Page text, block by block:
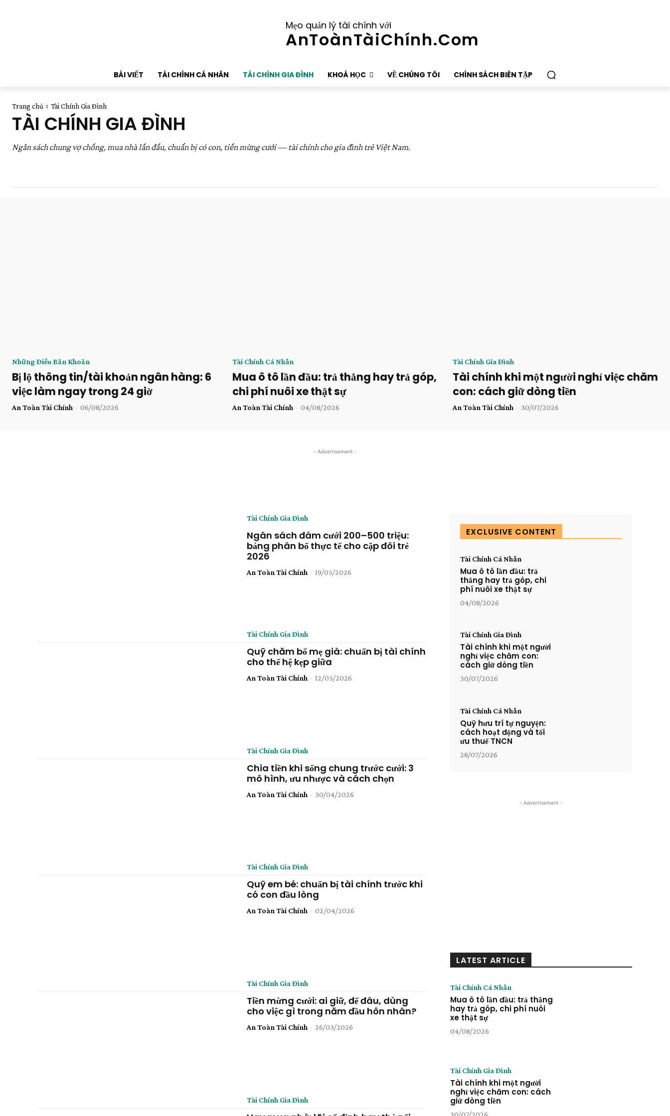
Mẹo quản lý tài chính với
AnToànTàiChính.Com
BÀI VIẾT TÀI CHÍNH CÁ NHÂN TÀI CHÍNH GIA ĐÌNH KHOÁ HỌC VỀ CHÚNG TÔI CHÍNH SÁCH BIÊN TẬP
Trang chủ Tài Chính Gia Đình
TÀI CHÍNH GIA ĐÌNH
Ngân sách chung vợ chồng, mua nhà lần đầu, chuẩn bị có con, tiền mừng cưới — tài chính cho gia đình trẻ Việt Nam.
Những Điều Băn Khoăn
Bị lộ thông tin/tài khoản ngân hàng: 6
việc làm ngay trong 24 giờ
An Toàn Tài Chính - 06/08/2026
Tài Chính Cá Nhân
Mua ô tô lần đầu: trả thẳng hay trả góp,
chi phí nuôi xe thật sự
An Toàn Tài Chính - 04/08/2026
Tài Chính Gia Đình
Tài chính khi một người nghỉ việc chăm
con: cách giữ dòng tiền
An Toàn Tài Chính - 30/07/2026
- Advertisement -
Tài Chính Gia Đình
Ngân sách đám cưới 200–500 triệu:
bảng phân bổ thực tế cho cặp đôi trẻ
2026
An Toàn Tài Chính - 19/05/2026
Tài Chính Gia Đình
Quỹ chăm bố mẹ già: chuẩn bị tài chính
cho thế hệ kẹp giữa
An Toàn Tài Chính - 12/05/2026
Tài Chính Gia Đình
Chia tiền khi sống chung trước cưới: 3
mô hình, ưu nhược và cách chọn
An Toàn Tài Chính - 30/04/2026
Tài Chính Gia Đình
Quỹ em bé: chuẩn bị tài chính trước khi
có con đầu lòng
An Toàn Tài Chính - 02/04/2026
Tài Chính Gia Đình
Tiền mừng cưới: ai giữ, để đâu, dùng
cho việc gì trong năm đầu hôn nhân?
An Toàn Tài Chính - 26/03/2026
Tài Chính Gia Đình
EXCLUSIVE CONTENT
Tài Chính Cá Nhân
Mua ô tô lần đầu: trả
thẳng hay trả góp, chi
phí nuôi xe thật sự
04/08/2026
Tài Chính Gia Đình
Tài chính khi một người
nghỉ việc chăm con:
cách giữ dòng tiền
30/07/2026
Tài Chính Cá Nhân
Quỹ hưu trí tự nguyện:
cách hoạt động và tối
ưu thuế TNCN
28/07/2026
- Advertisement -
LATEST ARTICLE
Tài Chính Cá Nhân
Mua ô tô lần đầu: trả thẳng
hay trả góp, chi phí nuôi
xe thật sự
04/08/2026
Tài Chính Gia Đình
Tài chính khi một người
nghỉ việc chăm con: cách
giữ dòng tiền
30/07/2026